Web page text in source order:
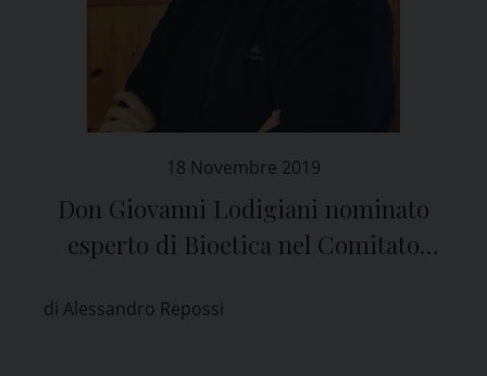
18 Novembre 2019
Don Giovanni Lodigiani nominato
esperto di Bioetica nel Comitato
di Alessandro Repossi